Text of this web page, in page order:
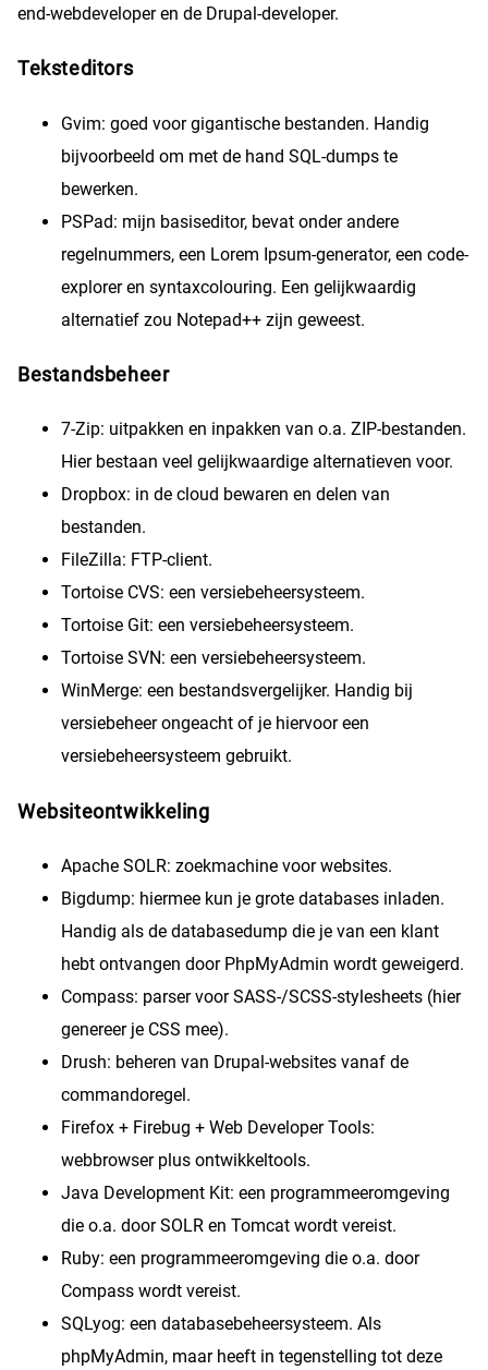
end-webdeveloper en de Drupal-developer.
Teksteditors
Gvim: goed voor gigantische bestanden. Handig
bijvoorbeeld om met de hand SQL-dumps te
bewerken.
PSPad: mijn basiseditor, bevat onder andere
regelnummers, een Lorem Ipsum-generator, een code-
explorer en syntaxcolouring. Een gelijkwaardig
alternatief zou Notepad++ zijn geweest.
Bestandsbeheer
7-Zip: uitpakken en inpakken van o.a. ZIP-bestanden.
Hier bestaan veel gelijkwaardige alternatieven voor.
Dropbox: in de cloud bewaren en delen van
bestanden.
FileZilla: FTP-client.
Tortoise CVS: een versiebeheersysteem.
Tortoise Git: een versiebeheersysteem.
Tortoise SVN: een versiebeheersysteem.
WinMerge: een bestandsvergelijker. Handig bij
versiebeheer ongeacht of je hiervoor een
versiebeheersysteem gebruikt.
Websiteontwikkeling
Apache SOLR: zoekmachine voor websites.
Bigdump: hiermee kun je grote databases inladen.
Handig als de databasedump die je van een klant
hebt ontvangen door PhpMyAdmin wordt geweigerd.
Compass: parser voor SASS-/SCSS-stylesheets (hier
genereer je CSS mee).
Drush: beheren van Drupal-websites vanaf de
commandoregel.
Firefox + Firebug + Web Developer Tools:
webbrowser plus ontwikkeltools.
Java Development Kit: een programmeeromgeving
die o.a. door SOLR en Tomcat wordt vereist.
Ruby: een programmeeromgeving die o.a. door
Compass wordt vereist.
SQLyog: een databasebeheersysteem. Als
phpMyAdmin, maar heeft in tegenstelling tot deze